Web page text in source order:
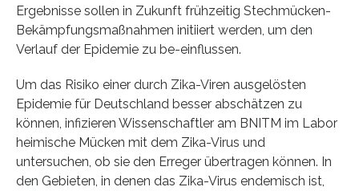
Ergebnisse sollen in Zukunft frühzeitig Stechmücken-
Bekämpfungsmaßnahmen initiiert werden, um den
Verlauf der Epidemie zu be-einflussen.
Um das Risiko einer durch Zika-Viren ausgelösten
Epidemie für Deutschland besser abschätzen zu
können, infizieren Wissenschaftler am BNITM im Labor
heimische Mücken mit dem Zika-Virus und
untersuchen, ob sie den Erreger übertragen können. In
den Gebieten, in denen das Zika-Virus endemisch ist,